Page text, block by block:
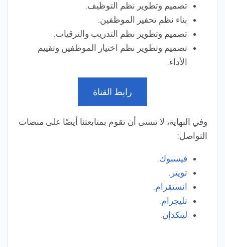
تصميم وتطوير نظم التوظيف.
بناء نظم تحفيز الموظفين.
تصميم وتطوير نظم التدريب والترقيات.
تصميم وتطوير نظم اختيار الموظفين وتقييم
الأداء.
رابط القناة
وفي النهاية، لا تنسى أن تقوم بمتابعتنا أيضًا على منصات
التواصل:
فيسبوك.
تويتر .
انستقرام.
تليجرام.
لينكدإن.